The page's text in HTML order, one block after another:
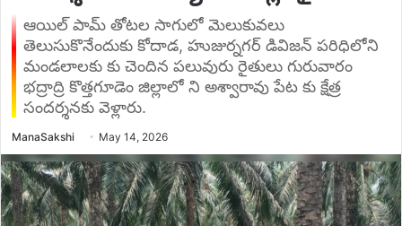
ఆయిల్ పామ్ తోటల సాగులో మెలుకువలు
తెలుసుకొనేందుకు కోదాడ, హుజుర్నగర్ డివిజన్ పరిధిలోని
మండలాలకు కు చెందిన పలువురు రైతులు గురువారం
భద్రాద్రి కొత్తగూడెం జిల్లాలో ని అశ్వారావు పేట కు క్షేత్ర
సందర్శనకు వెళ్లారు.
ManaSakshiSend
email
May 14, 2026